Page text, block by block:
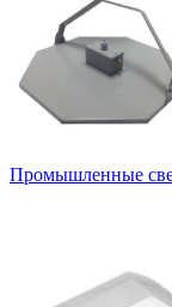
Промышленные